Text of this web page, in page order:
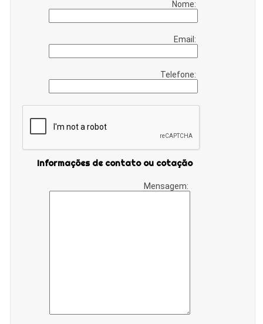
Nome:
Email:
Telefone:
Informações de contato ou cotação
Mensagem: